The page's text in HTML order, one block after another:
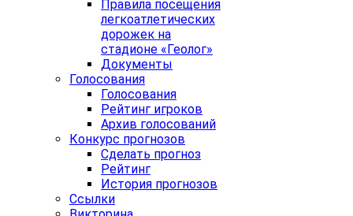
Правила посещения
легкоатлетических
дорожек на
стадионе «Геолог»
Документы
Голосования
Голосования
Рейтинг игроков
Архив голосований
Конкурс прогнозов
Сделать прогноз
Рейтинг
История прогнозов
Ссылки